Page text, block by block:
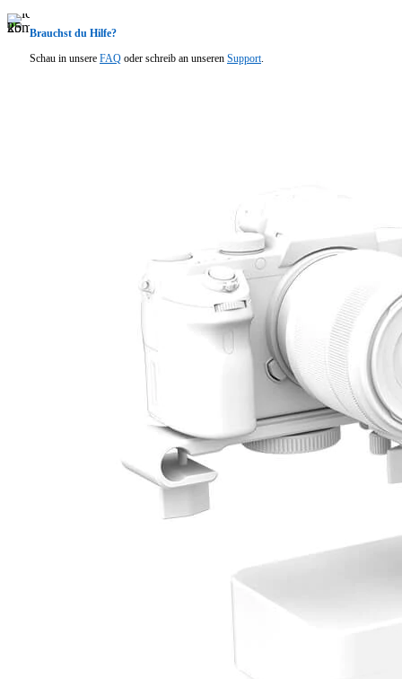
Brauchst du Hilfe?
Schau in unsere FAQ oder schreib an unseren Support